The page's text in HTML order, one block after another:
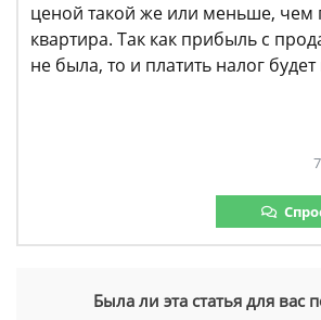
ценой такой же или меньше, чем
квартира. Так как прибыль с
не была, то и платить налог будет
Была ли эта статья для вас